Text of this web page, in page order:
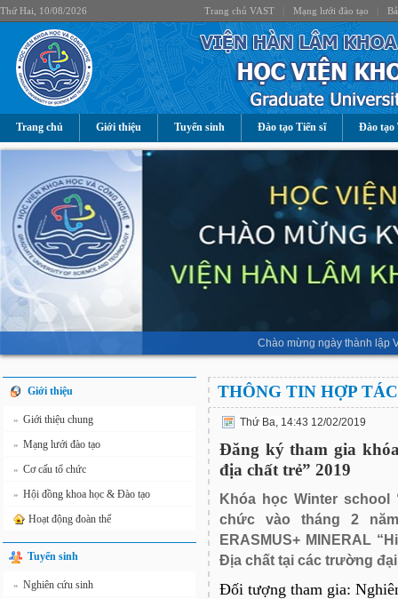
Thứ Hai, 10/08/2026 Trang chủ VAST Mạng lưới đào tạo
Trang chủ Giới thiệu Tuyển sinh Đào tạo Tiến sĩ Đào tạo
Chào mừng ngày thành lập
Giới thiệu
» Giới thiệu chung
» Mạng lưới đào tạo
» Cơ cấu tổ chức
» Hội đồng khoa học & Đào tạo
Hoạt động đoàn thể
Tuyển sinh
» Nghiên cứu sinh
THÔNG TIN HỢP
Thứ Ba, 14:43 12/02/2019
Đăng ký tham gia
địa chất trẻ” 2019
Khóa học Winter
chức vào tháng 2
ERASMUS+ MINERAL
Địa chất tại các trường
Đối tượng tham gia: